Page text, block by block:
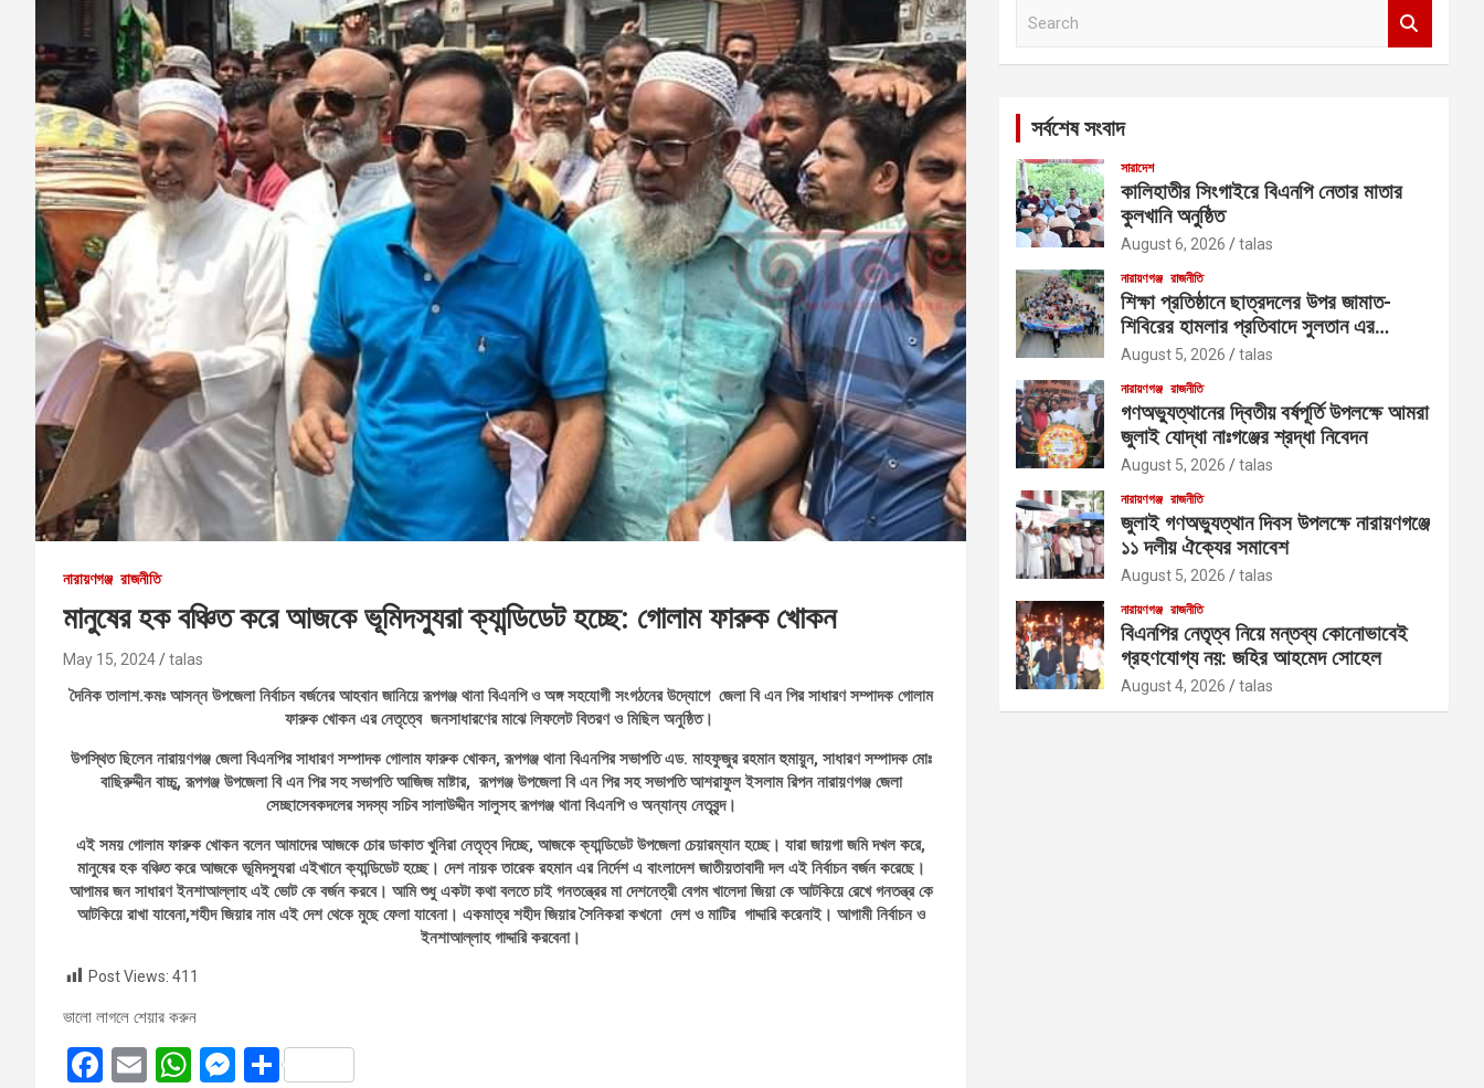
নারায়ণগঞ্জ রাজনীতি
মানুষের হক বঞ্চিত করে আজকে ভূমিদস্যুরা ক্যান্ডিডেট হচ্ছে: গোলাম ফারুক খোকন
May 15, 2024 talas
দৈনিক তালাশ.কমঃ আসন্ন উপজেলা নির্বাচন বর্জনের আহবান জানিয়ে রূপগঞ্জ থানা বিএনপি ও অঙ্গ সহযোগী সংগঠনের উদ্যোগে জেলা বি এন পির সাধারণ সম্পাদক গোলাম
ফারুক খোকন এর নেতৃত্বে জনসাধারণের মাঝে লিফলেট বিতরণ ও মিছিল অনুষ্ঠিত।
উপস্থিত ছিলেন নারায়ণগঞ্জ জেলা বিএনপির সাধারণ সম্পাদক গোলাম ফারুক খোকন, রূপগঞ্জ থানা বিএনপির সভাপতি এড. মাহফুজুর রহমান হুমায়ুন, সাধারণ সম্পাদক মোঃ
বাছিরুদ্দীন বাচ্চু, রূপগঞ্জ উপজেলা বি এন পির সহ সভাপতি আজিজ মাষ্টার, রূপগঞ্জ উপজেলা বি এন পির সহ সভাপতি আশরাফুল ইসলাম রিপন নারায়ণগঞ্জ জেলা
সেচ্ছাসেবকদলের সদস্য সচিব সালাউদ্দীন সালুসহ রূপগঞ্জ থানা বিএনপি ও অন্যান্য নেতৃবৃন্দ।
এই সময় গোলাম ফারুক খোকন বলেন আমাদের আজকে চোর ডাকাত খুনিরা নেতৃত্ব দিচ্ছে, আজকে ক্যান্ডিডেট উপজেলা চেয়ারম্যান হচ্ছে। যারা জায়গা জমি দখল করে,
মানুষের হক বঞ্চিত করে আজকে ভূমিদস্যুরা এইখানে ক্যান্ডিডেট হচ্ছে। দেশ নায়ক তারেক রহমান এর নির্দেশ এ বাংলাদেশ জাতীয়তাবাদী দল এই নির্বাচন বর্জন করেছে।
আপামর জন সাধারণ ইনশাআল্লাহ এই ভোট কে বর্জন করবে। আমি শুধু একটা কথা বলতে চাই গনতন্ত্রের মা দেশনেত্রী বেগম খালেদা জিয়া কে আটকিয়ে রেখে গনতন্ত্র কে
আটকিয়ে রাখা যাবেনা,শহীদ জিয়ার নাম এই দেশ থেকে মুছে ফেলা যাবেনা। একমাত্র শহীদ জিয়ার সৈনিকরা কখনো দেশ ও মাটির গাদ্দারি করেনাই। আগামী নির্বাচন ও
ইনশাআল্লাহ গাদ্দারি করবেনা।
Post Views: 411
ভালো লাগলে শেয়ার করুন
F
E
W M S
সর্বশেষ সংবাদ
সারাদেশ
কালিহাতীর সিংগাইরে বিএনপি নেতার মাতার
কুলখানি অনুষ্ঠিত
August 6, 2026 talas
নারায়ণগঞ্জ রাজনীতি
শিক্ষা প্রতিষ্ঠানে ছাত্রদলের উপর জামাত-
শিবিরের হামলার প্রতিবাদে সুলতান এর
নেতৃত্বে বিক্ষোভ
August 5, 2026 talas
নারায়ণগঞ্জ রাজনীতি
গণঅভ্যুত্থানের দ্বিতীয় বর্ষপূর্তি উপলক্ষে আমরা
জুলাই যোদ্ধা নাঃগঞ্জের শ্রদ্ধা নিবেদন
August 5, 2026 talas
নারায়ণগঞ্জ রাজনীতি
জুলাই গণঅভ্যুত্থান দিবস উপলক্ষে নারায়ণগঞ্জে
১১ দলীয় ঐক্যের সমাবেশ
August 5, 2026 talas
নারায়ণগঞ্জ রাজনীতি
বিএনপির নেতৃত্ব নিয়ে মন্তব্য কোনোভাবেই
গ্রহণযোগ্য নয়: জহির আহমেদ সোহেল
August 4, 2026 talas